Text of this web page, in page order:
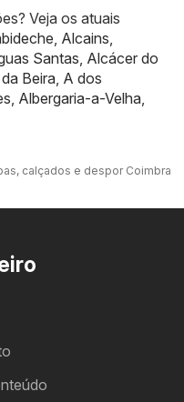
Veja os atuais
, Alcains,
Santas, Alcácer do
Beira, A dos
, Albergaria-a-Velha,
calçados e despor Coimbra